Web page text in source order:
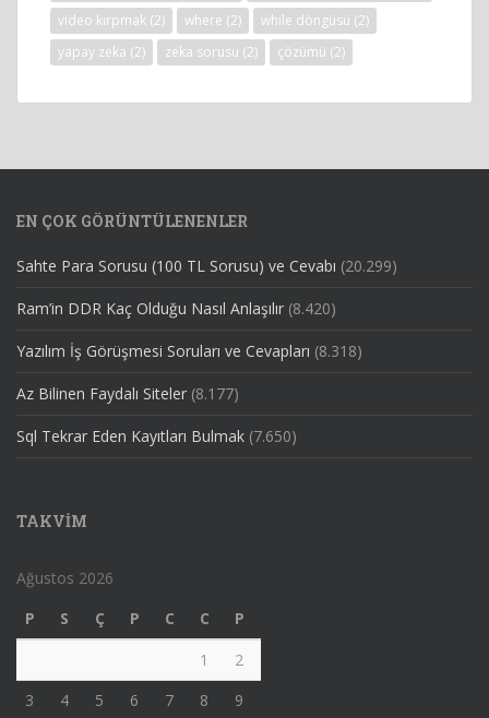
video kırpmak (2) where (2) while döngüsü (2)
yapay zeka (2) zeka sorusu (2) çözümü (2)
EN ÇOK GÖRÜNTÜLENENLER
Sahte Para Sorusu (100 TL Sorusu) ve Cevabı (20.299)
Ram’in DDR Kaç Olduğu Nasıl Anlaşılır (8.420)
Yazılım İş Görüşmesi Soruları ve Cevapları (8.318)
Az Bilinen Faydalı Siteler (8.177)
Sql Tekrar Eden Kayıtları Bulmak (7.650)
TAKVIM
Ağustos 2026
P
S Ç P C C
P
1
2
3
4 5 6 7 8
9